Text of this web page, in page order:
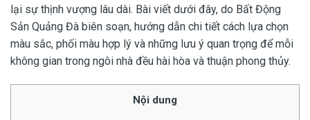
lại sự thịnh vượng lâu dài. Bài viết dưới đây, do Bất Động
Sản Quảng Đà biên soạn, hướng dẫn chi tiết cách lựa chọn
màu sắc, phối màu hợp lý và những lưu ý quan trọng để mỗi
không gian trong ngôi nhà đều hài hòa và thuận phong thủy.
Nội dung